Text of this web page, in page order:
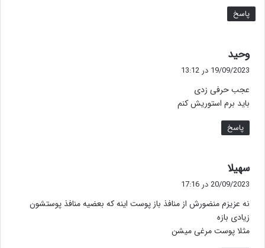
پاسخ
وحید
ف
:
19/09/2023 در 13:12
عجب حرفی زدی
باید برم استوریش کنم
پاسخ
سهیلا
ف
:
20/09/2023 در 17:16
نه عزیزم منضورش از منافذ باز پوست اینه که بعضیه منافذ پوستشون
زیادی بازه
مثلا پوست مرغی میشن